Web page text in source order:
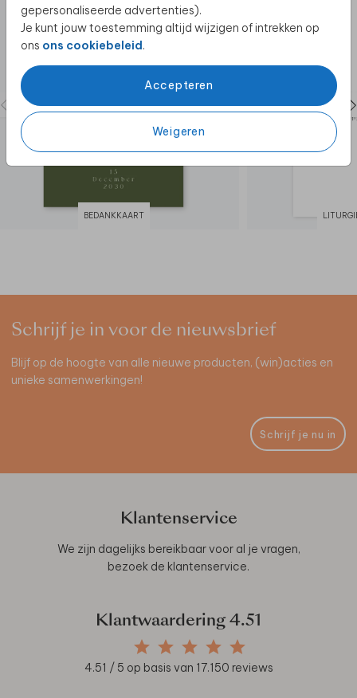
gepersonaliseerde advertenties).
Je kunt jouw toestemming altijd wijzigen of intrekken op
ons ons cookiebeleid.
Accepteren
Weigeren
BEDANKKAART
Schrijf je in voor de nieuwsbrief
Blijf op de hoogte van alle nieuwe producten, (win)acties en
unieke samenwerkingen!
Schrijf je nu in
Klantenservice
We zijn dagelijks bereikbaar voor al je vragen,
bezoek de klantenservice.
Klantwaardering 4.51
4.51 / 5 op basis van 17.150 reviews